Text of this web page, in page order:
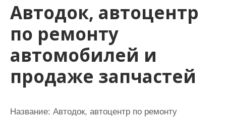
Автодок, автоцентр
по ремонту
автомобилей и
продаже запчастей
Название: Автодок, автоцентр по ремонту